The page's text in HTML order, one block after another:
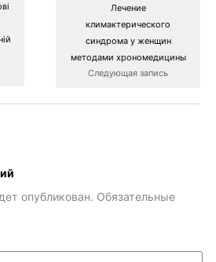
Лечение
климактерического
синдрома у женщин
методами хрономедицины
Следующая запись
опубликован. Обязательные